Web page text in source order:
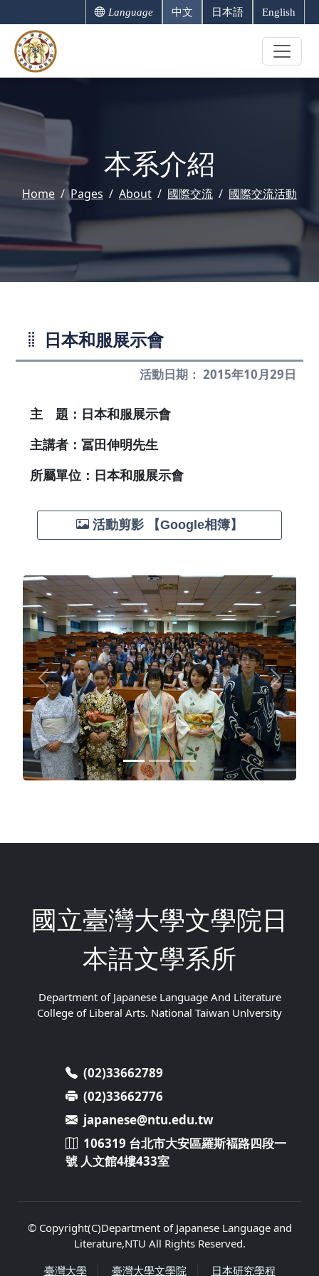
Language 中文 日本語 English
本系介紹
Home Pages About 國際交流 國際交流活動
日本和服展示會
活動日期： 2015年10月29日
主 題：日本和服展示會
主講者：冨田伸明先生
所屬單位：日本和服展示會
活動剪影 【Google相簿】
Previous Next
國立臺灣大學文學院日
本語文學系所
Department of Japanese Language And Literature
College of Liberal Arts. National Taiwan Unlversity
(02)33662789
(02)33662776
japanese@ntu.edu.tw
106319 台北市大安區羅斯褔路四段一
號 人文館4樓433室
© Copyright(C)Department of Japanese Language and
Literature,NTU All Rights Reserved.
臺灣大學
臺灣大學文學院 日本研究學程